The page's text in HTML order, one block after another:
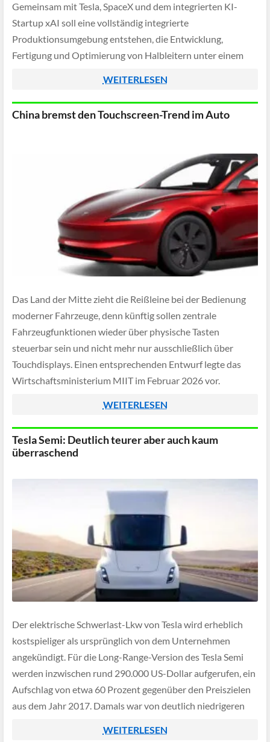
Gemeinsam mit Tesla, SpaceX und dem integrierten KI-
Startup xAI soll eine vollständig integrierte
Produktionsumgebung entstehen, die Entwicklung,
Fertigung und Optimierung von Halbleitern unter einem
Terawatt-Maßstab bereitzustellen – eine Dimension, die
vor […]
WEITERLESEN
China bremst den Touchscreen-Trend im Auto
Das Land der Mitte zieht die Reißleine bei der Bedienung
moderner Fahrzeuge, denn künftig sollen zentrale
Fahrzeugfunktionen wieder über physische Tasten
steuerbar sein und nicht mehr nur ausschließlich über
Touchdisplays. Einen entsprechenden Entwurf legte das
Wirtschaftsministerium MIIT im Februar 2026 vor.
WEITERLESEN
Tesla Semi: Deutlich teurer aber auch kaum
überraschend
Der elektrische Schwerlast-Lkw von Tesla wird erheblich
kostspieliger als ursprünglich von dem Unternehmen
angekündigt. Für die Long-Range-Version des Tesla Semi
werden inzwischen rund 290.000 US-Dollar aufgerufen, ein
Aufschlag von etwa 60 Prozent gegenüber den Preiszielen
aus dem Jahr 2017. Damals war von deutlich niedrigeren
WEITERLESEN